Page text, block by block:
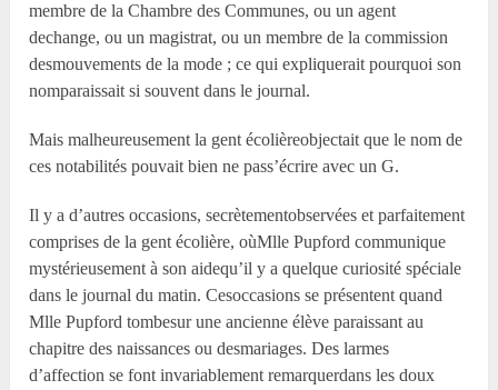
membre de la Chambre des Communes, ou un agent
dechange, ou un magistrat, ou un membre de la commission
desmouvements de la mode ; ce qui expliquerait pourquoi son
nomparaissait si souvent dans le journal.
Mais malheureusement la gent écolièreobjectait que le nom de
ces notabilités pouvait bien ne pass’écrire avec un G.
Il y a d’autres occasions, secrètementobservées et parfaitement
comprises de la gent écolière, oùMlle Pupford communique
mystérieusement à son aidequ’il y a quelque curiosité spéciale
dans le journal du matin. Cesoccasions se présentent quand
Mlle Pupford tombesur une ancienne élève paraissant au
chapitre des naissances ou desmariages. Des larmes
d’affection se font invariablement remarquerdans les doux